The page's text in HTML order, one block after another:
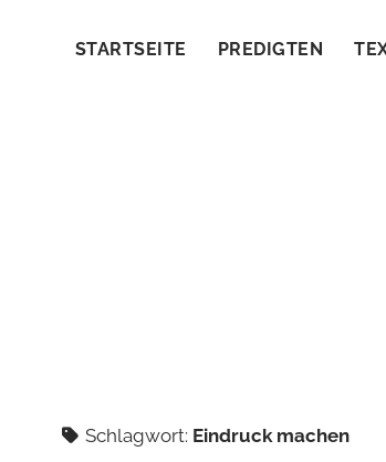
STARTSEITE PREDIGTEN
Schlagwort: Eindruck machen